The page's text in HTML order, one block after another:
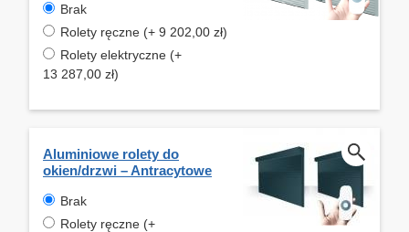
Brak
Rolety ręczne (+ 9 202,00 zł)
Rolety elektryczne (+
13 287,00 zł)
Aluminiowe rolety do
okien/drzwi – Antracytowe
Brak
Rolety ręczne (+